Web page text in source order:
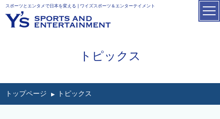
スポーツとエンタメで日本を変える | ワイズスポーツ＆エンターテイメント
トピックス
トップページ トピックス